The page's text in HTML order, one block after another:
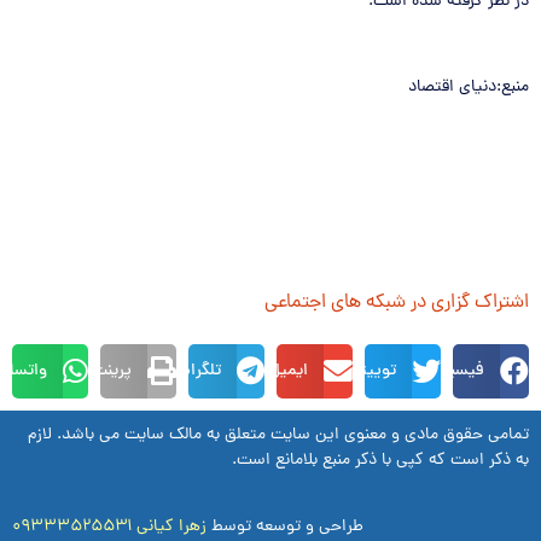
منبع:دنیای اقتصاد
اشتراک گزاری در شبکه های اجتماعی
فیسبوک توییتر ایمیل تلگرام پرینت
تمامی حقوق مادی و معنوی این سایت متعلق به مالک سایت می باشد. لازم
به ذکر است که کپی با ذکر منبع بلامانع است.
طراحی و توسعه توسط زهرا کیانی ۰۹۳۳۳۵۲۵۵۳۱